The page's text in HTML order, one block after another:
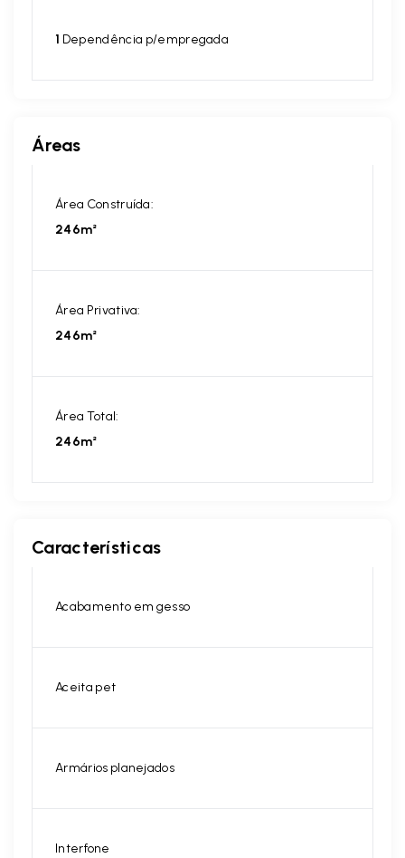
1 Dependência p/empregada
Áreas
Área Construída:
246m²
Área Privativa:
246m²
Área Total:
246m²
Características
Acabamento em gesso
Aceita pet
Armários planejados
Interfone